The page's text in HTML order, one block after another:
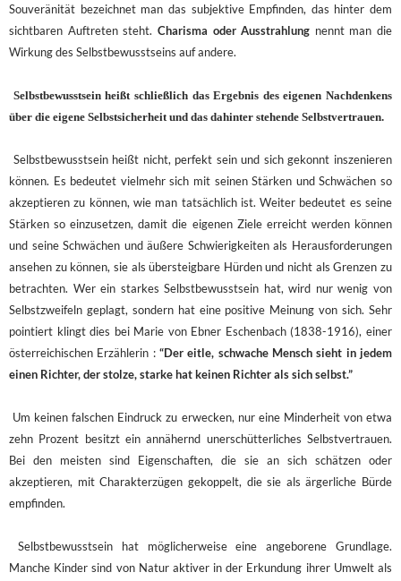
Souveränität bezeichnet man das subjektive Empfinden, das hinter dem
sichtbaren Auftreten steht. Charisma oder Ausstrahlung nennt man die
Wirkung des Selbstbewusstseins auf andere.
Selbstbewusstsein heißt schließlich das Ergebnis des eigenen Nachdenkens
über die eigene Selbstsicherheit und das dahinter stehende Selbstvertrauen.
Selbstbewusstsein heißt nicht, perfekt sein und sich gekonnt inszenieren
können. Es bedeutet vielmehr sich mit seinen Stärken und Schwächen so
akzeptieren zu können, wie man tatsächlich ist. Weiter bedeutet es seine
Stärken so einzusetzen, damit die eigenen Ziele erreicht werden können
und seine Schwächen und äußere Schwierigkeiten als Herausforderungen
ansehen zu können, sie als übersteigbare Hürden und nicht als Grenzen zu
betrachten. Wer ein starkes Selbstbewusstsein hat, wird nur wenig von
Selbstzweifeln geplagt, sondern hat eine positive Meinung von sich. Sehr
pointiert klingt dies bei Marie von Ebner Eschenbach (1838-1916), einer
österreichischen Erzählerin : “Der eitle, schwache Mensch sieht in jedem
einen Richter, der stolze, starke hat keinen Richter als sich selbst.”
Um keinen falschen Eindruck zu erwecken, nur eine Minderheit von etwa
zehn Prozent besitzt ein annähernd unerschütterliches Selbstvertrauen.
Bei den meisten sind Eigenschaften, die sie an sich schätzen oder
akzeptieren, mit Charakterzügen gekoppelt, die sie als ärgerliche Bürde
empfinden.
Selbstbewusstsein hat möglicherweise eine angeborene Grundlage.
Manche Kinder sind von Natur aktiver in der Erkundung ihrer Umwelt als